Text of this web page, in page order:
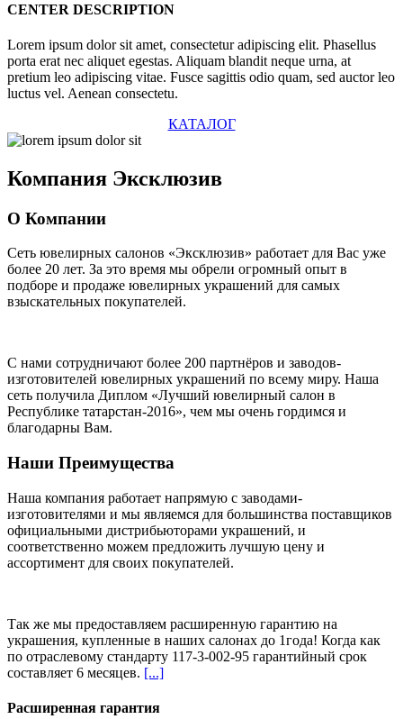
CENTER DESCRIPTION
Lorem ipsum dolor sit amet, consectetur adipiscing elit. Phasellus
porta erat nec aliquet egestas. Aliquam blandit neque urna, at
pretium leo adipiscing vitae. Fusce sagittis odio quam, sed auctor leo
luctus vel. Aenean consectetu.
КАТАЛОГ
Компания Эксклюзив
О Компании
Сеть ювелирных салонов «Эксклюзив» работает для Вас уже
более 20 лет. За это время мы обрели огромный опыт в
подборе и продаже ювелирных украшений для самых
взыскательных покупателей.
С нами сотрудничают более 200 партнёров и заводов-
изготовителей ювелирных украшений по всему миру. Наша
сеть получила Диплом «Лучший ювелирный салон в
Республике татарстан-2016», чем мы очень гордимся и
благодарны Вам.
Наши Преимущества
Наша компания работает напрямую с заводами-
изготовителями и мы являемся для большинства поставщиков
официальными дистрибьюторами украшений, и
соответственно можем предложить лучшую цену и
ассортимент для своих покупателей.
Так же мы предоставляем расширенную гарантию на
украшения, купленные в наших салонах до 1года! Когда как
по отраслевому стандарту 117-3-002-95 гарантийный срок
составляет 6 месяцев. [...]
Расширенная гарантия